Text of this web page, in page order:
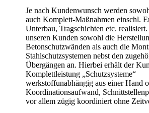
Je nach Kundenwunsch werden
auch Komplett-Maßnahmen einschl.
Unterbau, Tragschichten etc.
unseren Kunden sowohl die
Betonschutzwänden als auch die
Stahlschutzsystemen nebst den
Übergängen an. Hierbei erhält der
Komplettleistung „Schutzsysteme“
werkstoffunabhängig aus einer Hand
Koordinationsaufwand,
vor allem zügig koordiniert ohne